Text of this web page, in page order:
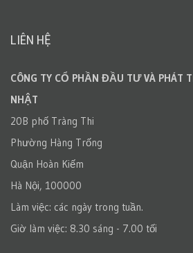
LIÊN HỆ
CÔNG TY CỔ PHẦN ĐẦU TƯ VÀ PHÁT
NHẬT
20B phố Tràng Thi
Phường Hàng Trống
Quận Hoàn Kiếm
Hà Nội, 100000
Làm việc: các ngày trong tuần.
Giờ làm việc: 8.30 sáng - 7.00 tối